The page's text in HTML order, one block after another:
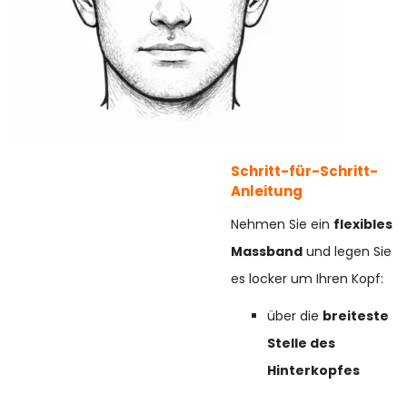
Schritt-für-Schritt-
Anleitung
Nehmen Sie ein flexibles
Massband und legen Sie
es locker um Ihren Kopf:
über die breiteste
Stelle des
Hinterkopfes